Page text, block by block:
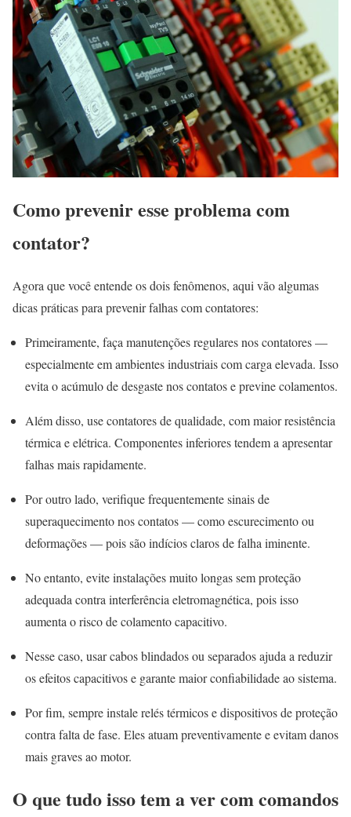
Como prevenir esse problema com
contator?
Agora que você entende os dois fenômenos, aqui vão algumas
dicas práticas para prevenir falhas com contatores:
Primeiramente, faça manutenções regulares nos contatores —
especialmente em ambientes industriais com carga elevada. Isso
evita o acúmulo de desgaste nos contatos e previne colamentos.
Além disso, use contatores de qualidade, com maior resistência
térmica e elétrica. Componentes inferiores tendem a apresentar
falhas mais rapidamente.
Por outro lado, verifique frequentemente sinais de
superaquecimento nos contatos — como escurecimento ou
deformações — pois são indícios claros de falha iminente.
No entanto, evite instalações muito longas sem proteção
adequada contra interferência eletromagnética, pois isso
aumenta o risco de colamento capacitivo.
Nesse caso, usar cabos blindados ou separados ajuda a reduzir
os efeitos capacitivos e garante maior confiabilidade ao sistema.
Por fim, sempre instale relés térmicos e dispositivos de proteção
contra falta de fase. Eles atuam preventivamente e evitam danos
mais graves ao motor.
O que tudo isso tem a ver com comandos